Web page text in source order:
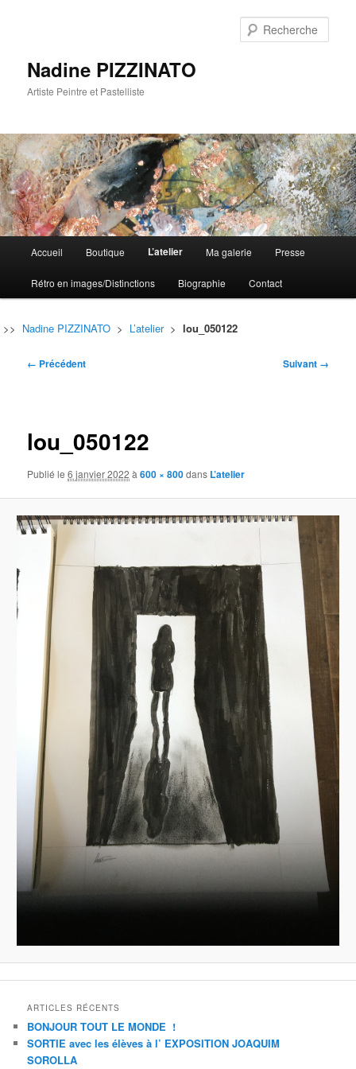
Nadine PIZZINATO
Artiste Peintre et Pastelliste
principal
Aller
au
contenu
principal
Aller
au
contenu
secondaire
Accueil Boutique L’atelier Ma galerie Presse
Rétro en images/Distinctions Biographie Contact
>> Nadine PIZZINATO > L’atelier> lou_050122
Navigation
← Précédent Suivant →
lou_050122
Publié le6 janvier 2022 à600 × 800dans L’atelier
ARTICLES RÉCENTS
BONJOUR TOUT LE MONDE !
SORTIE avec les élèves à l’ EXPOSITION JOAQUIM
SOROLLA